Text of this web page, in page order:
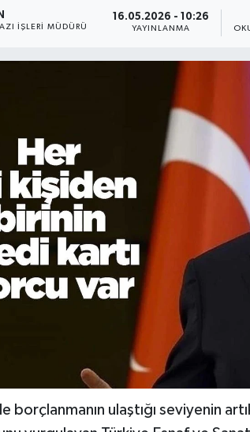
İŞLERI MÜDÜRÜ
16.05.2026 - 10:26
YAYINLANMA
borçlanmanın ulaştığı seviyenin